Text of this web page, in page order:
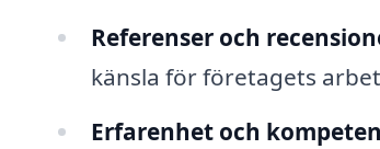
Referenser och
känsla för företagets
Erfarenhet och